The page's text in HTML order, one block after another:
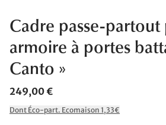
Cadre passe-partout
armoire à portes
Canto »
249,00 €
Dont Éco-part. Ecomaison 1,33€